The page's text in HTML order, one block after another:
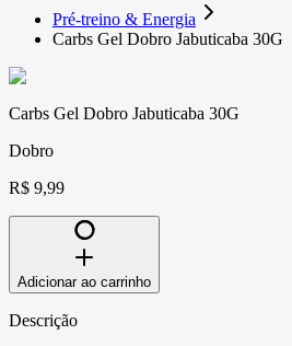
Pré-treino & Energia
Carbs Gel Dobro Jabuticaba 30G
Carbs Gel Dobro Jabuticaba 30G
Dobro
R$ 9,99
Adicionar ao carrinho
Descrição